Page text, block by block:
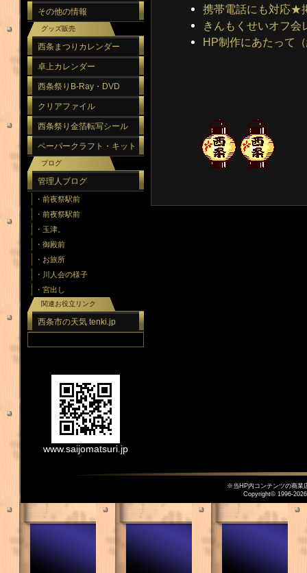
その他の情報
グッズ販売
西条まつりカレンダー
卓上カレンダー
西条祭りB-Ray・DVD
クリアファイル
西条祭り金箔転写シール
ペーパークラフト・キット
ブログ
管理人ブログ
・前夜祭駅前
・前夜祭駅前
・玉津。
・御殿前
・お旅所
・川人会の様子
・宮出し
関連お役立リンク
西条市の天気 tenki.jp
www.saijomatsuri.jp
携帯電話にも対応★
きんもくせいオフ会
HP制作にあたって
※当HP内コンテンツの商業
Copyright© 1996-